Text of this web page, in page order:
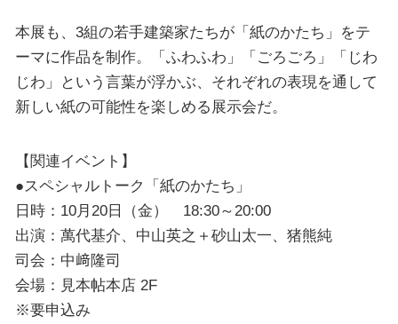
本展も、3組の若手建築家たちが「紙のかたち」をテ
ーマに作品を制作。「ふわふわ」「ごろごろ」「じわ
じわ」という言葉が浮かぶ、それぞれの表現を通して
新しい紙の可能性を楽しめる展示会だ。
【関連イベント】
●スペシャルトーク「紙のかたち」
日時：10月20日（金） 18:30～20:00
出演：萬代基介、中山英之＋砂山太一、猪熊純
司会：中﨑隆司
会場：見本帖本店 2F
※要申込み